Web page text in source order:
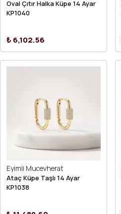
Oval Çıtır Halka Küpe 14 Ayar
KP1040
₺ 6,102.56
Eyimli Mucevherat
Ataç Küpe Taşlı 14 Ayar
KP1038